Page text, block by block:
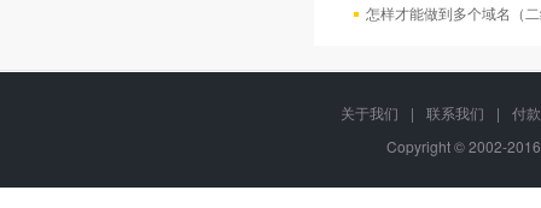
怎样才能做到多个域名（
关于我们 | 联系我们 |
付
Copyright © 2002-